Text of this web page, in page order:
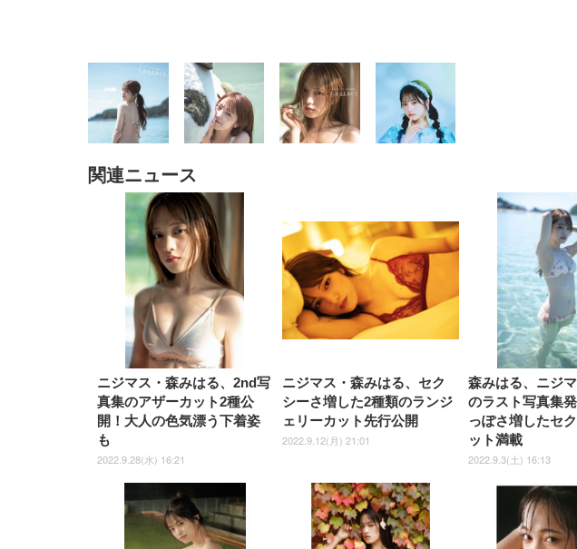
[EdoErgo] オフィスチェア 椅
子 テレワーク 疲れない 跳ね
上げ式アームレスト コンパク
ト 約105度ロッキング pc 事務
椅子 360度回転 座面昇降 強化
ナイロン樹脂ベース 通気性メ
ッシュ 在宅ワーク H-
WY01(黒網+黒枠+黒足)
￥5,699
／デスクチェア メッシュチェ
ア 人間工学 疲れない ブラッ
￥27,999
Sezlife オフィスチェア デスク
チェア 疲れない テレワーク
チェア 強化バックレスト 30
度ロッキング機能 人間工学 椅
子 腰サポート 90度跳ね上げ
式アームレスト 3Dヘッドレス
ト ハンガー付き 高反発クッシ
ョン PCチェア 通気性メッシ
ュ ゲーミング/勉強/事務用 お
しゃれ パソコンチェア (ブラ
ック)
￥7,680
チ
チ
ロ
腰
ー
ハ
ン
ゲ
ゃ
ト)
￥
EIZO ビジネス向けプレミア
ムモニター | FlexScan
EV3240X-WT | 31.5型4K
UHD・USB Type-C・ホワイ
￥105,595
EV2740X-WT | 27.0型4K
UHD・USB Type-C・ホワイ
￥109,572
【純正品】27"ゲーミングモ
ニター DualSense 充電フッ
ク付き（CFI-ZDM1J）
￥49,979
【整備済
E2724HS
ニター
HD（
沢 HDMI/
スピーカ
イベル
￥
Amazonベーシック ペットシ
ーツ 薄型 レギュラー 1回使い
捨て 無香料 ホワイト 300枚
￥3,373
ーツ 厚型 ワイド 42枚x2袋(84
枚) ホワイト(吸収面:ライトブ
￥3,234
ネオ・ルーライフ ネオ・オム
ツ L 中型犬用 26枚入り 単品
￥1,800
ッ
ペ
ワ
販
￥
関連ニュース
ニジマス・森みはる、2nd写
真集のアザーカット2種公
開！大人の色気漂う下着姿
も
2022.9.28(水) 16:21
ニジマス・森みはる、セク
シーさ増した2種類のランジ
ェリーカット先行公開
2022.9.12(月) 21:01
森みはる、ニジ
のラスト写真集
っぽさ増したセ
ット満載
2022.9.3(土) 16:13